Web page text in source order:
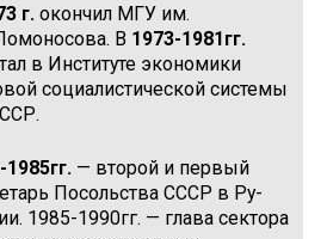
г. окончил МГУ им.
В 1973-1981гг.
в Институте экономики
социалистической системы
1985гг. — второй и первый
Посольства СССР в Ру­
1985-1990гг. — глава сектора